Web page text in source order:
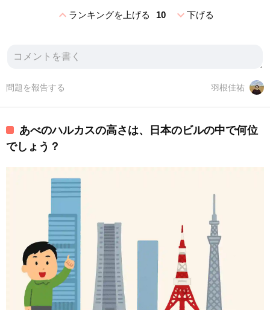
expand_lessランキングを上げる 10 expand_more下げる
羽根佳祐
問題を報告する
あべのハルカスの高さは、日本のビルの中で何位
でしょう？